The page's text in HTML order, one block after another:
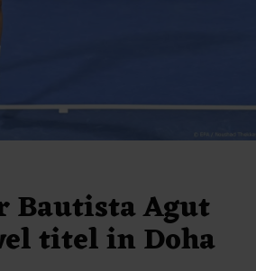
Bautista Agut
titel in Doha